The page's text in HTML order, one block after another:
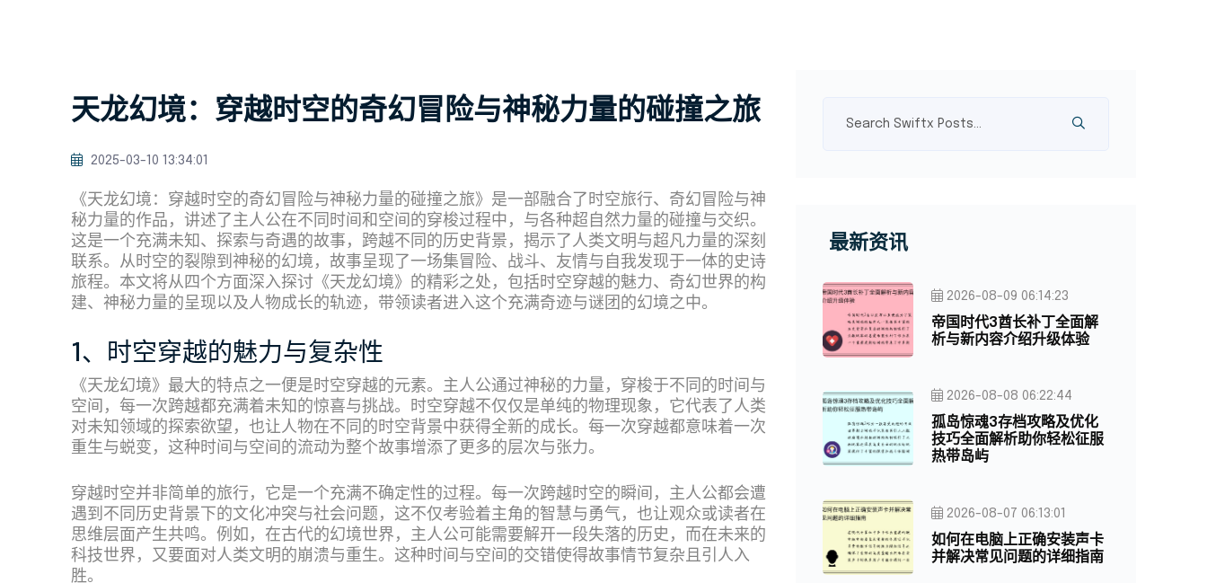
天龙幻境：穿越时空的奇幻冒险与神秘力量的碰撞之旅
2025-03-10 13:34:01
《天龙幻境：穿越时空的奇幻冒险与神秘力量的碰撞之旅》是一部融合了时空旅行、奇幻冒险与神
秘力量的作品，讲述了主人公在不同时间和空间的穿梭过程中，与各种超自然力量的碰撞与交织。
这是一个充满未知、探索与奇遇的故事，跨越不同的历史背景，揭示了人类文明与超凡力量的深刻
联系。从时空的裂隙到神秘的幻境，故事呈现了一场集冒险、战斗、友情与自我发现于一体的史诗
旅程。本文将从四个方面深入探讨《天龙幻境》的精彩之处，包括时空穿越的魅力、奇幻世界的构
建、神秘力量的呈现以及人物成长的轨迹，带领读者进入这个充满奇迹与谜团的幻境之中。
1、时空穿越的魅力与复杂性
《天龙幻境》最大的特点之一便是时空穿越的元素。主人公通过神秘的力量，穿梭于不同的时间与
空间，每一次跨越都充满着未知的惊喜与挑战。时空穿越不仅仅是单纯的物理现象，它代表了人类
对未知领域的探索欲望，也让人物在不同的时空背景中获得全新的成长。每一次穿越都意味着一次
重生与蜕变，这种时间与空间的流动为整个故事增添了更多的层次与张力。
穿越时空并非简单的旅行，它是一个充满不确定性的过程。每一次跨越时空的瞬间，主人公都会遭
遇到不同历史背景下的文化冲突与社会问题，这不仅考验着主角的智慧与勇气，也让观众或读者在
思维层面产生共鸣。例如，在古代的幻境世界，主人公可能需要解开一段失落的历史，而在未来的
科技世界，又要面对人类文明的崩溃与重生。这种时间与空间的交错使得故事情节复杂且引人入
胜。
最新资讯
2026-08-09 06:14:23
帝国时代3酋长补丁全面解
析与新内容介绍升级体验
2026-08-08 06:22:44
孤岛惊魂3存档攻略及优化
技巧全面解析助你轻松征服
热带岛屿
2026-08-07 06:13:01
如何在电脑上正确安装声卡
并解决常见问题的详细指南